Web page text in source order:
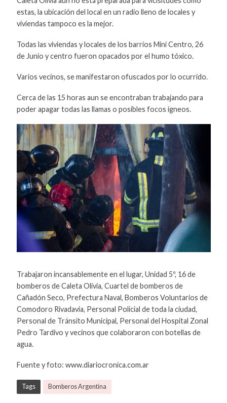
estas, la ubicación del local en un radio lleno de locales y
viviendas tampoco es la mejor.
Todas las viviendas y locales de los barrios Mini Centro, 26
de Junio y centro fueron opacados por el humo tóxico.
Varios vecinos, se manifestaron ofuscados por lo ocurrido.
Cerca de las 15 horas aun se encontraban trabajando para
poder apagar todas las llamas o posibles focos ígneos.
Trabajaron incansablemente en el lugar, Unidad 5º, 16 de
bomberos de Caleta Olivia, Cuartel de bomberos de
Cañadón Seco, Prefectura Naval, Bomberos Voluntarios de
Comodoro Rivadavia, Personal Policial de toda la ciudad,
Personal de Tránsito Municipal, Personal del Hospital Zonal
Pedro Tardivo y vecinos que colaboraron con botellas de
agua.
Fuente y foto: www.diariocronica.com.ar
Tags Bomberos Argentina